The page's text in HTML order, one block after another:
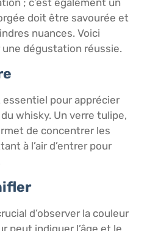
; c’est également un
doit être savourée et
nuances. Voici
dégustation réussie.
pour apprécier
whisky. Un verre tulipe,
de concentrer les
à l’air d’entrer pour
d’observer la couleur
peut indiquer l’âge et le